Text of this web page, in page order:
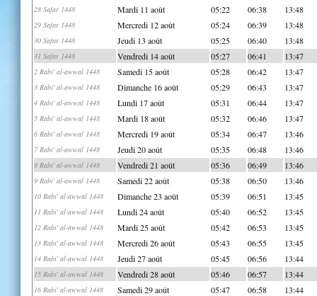
28 Safar 1448 Mardi 11 août 05:22 06:38 13:48
29 Safar 1448 Mercredi 12 août 05:24 06:39 13:48
30 Safar 1448 Jeudi 13 août 05:25 06:40 13:48
31 Safar 1448 Vendredi 14 août 05:27 06:41 13:47
2 Rabi' al-awwal 1448 Samedi 15 août 05:28 06:42 13:47
3 Rabi' al-awwal 1448 Dimanche 16 août 05:29 06:43 13:47
4 Rabi' al-awwal 1448 Lundi 17 août 05:31 06:44 13:47
5 Rabi' al-awwal 1448 Mardi 18 août 05:32 06:46 13:47
6 Rabi' al-awwal 1448 Mercredi 19 août 05:34 06:47 13:46
7 Rabi' al-awwal 1448 Jeudi 20 août 05:35 06:48 13:46
8 Rabi' al-awwal 1448 Vendredi 21 août 05:36 06:49 13:46
9 Rabi' al-awwal 1448 Samedi 22 août 05:38 06:50 13:46
10 Rabi' al-awwal 1448 Dimanche 23 août 05:39 06:51 13:45
11 Rabi' al-awwal 1448 Lundi 24 août 05:40 06:52 13:45
12 Rabi' al-awwal 1448 Mardi 25 août 05:42 06:53 13:45
13 Rabi' al-awwal 1448 Mercredi 26 août 05:43 06:55 13:45
14 Rabi' al-awwal 1448 Jeudi 27 août 05:45 06:56 13:44
15 Rabi' al-awwal 1448 Vendredi 28 août 05:46 06:57 13:44
16 Rabi' al-awwal 1448 Samedi 29 août 05:47 06:58 13:44